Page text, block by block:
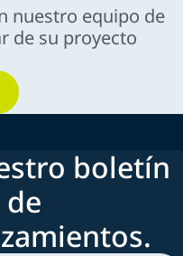
nuestro equipo de
de su proyecto
boletín